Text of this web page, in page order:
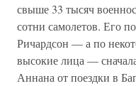
свыше 33 тысяч
сотни самолетов. Его
Ричардсон — а по
высокие лица —
Аннана от поездки в